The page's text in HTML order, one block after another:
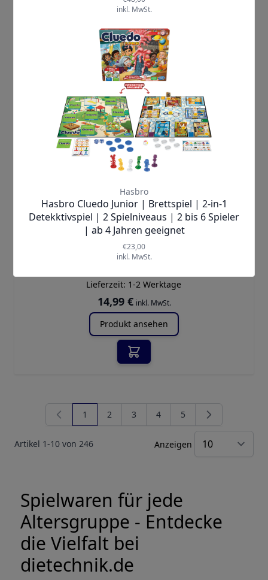
Nerf | DinoSquad Stego-Smash
Spielzeugwaffen
Lieferzeit: 1-2 Werktage
14,99 € inkl. MwSt.
Produkt ansehen
Artikel 1-10 von 246
Sie lesen gerade Seite
1 Seite
2 Seite
3 Seite
4 Seite
5
Anzeigen
Spielwaren für jede
Altersgruppe - Entdecke
die Vielfalt bei
dietechnik.de